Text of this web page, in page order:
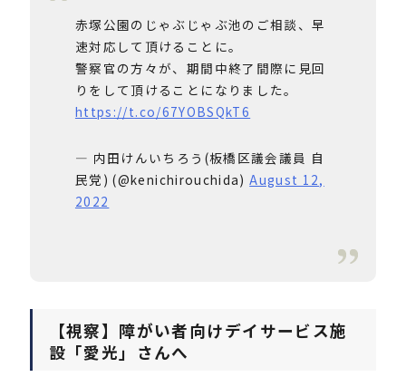
赤塚公園のじゃぶじゃぶ池のご相談、早
速対応して頂けることに。
警察官の方々が、期間中終了間際に見回
りをして頂けることになりました。
https://t.co/67YOBSQkT6
— 内田けんいちろう(板橋区議会議員 自
民党) (@kenichirouchida)August 12,
2022
【視察】障がい者向けデイサービス施
設「愛光」さんへ